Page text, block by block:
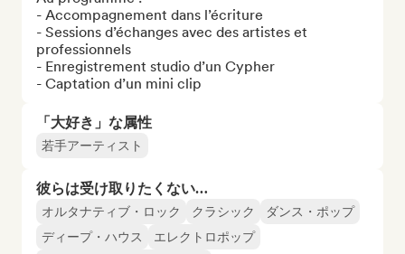
- Accompagnement dans l’écriture
- Sessions d’échanges avec des artistes et
professionnels
- Enregistrement studio d’un Cypher
- Captation d’un mini clip
「大好き」な属性
若手アーティスト
彼らは受け取りたくない…
オルタナティブ・ロック クラシック
ダンス・ポップ
ディープ・ハウス
エレクトロポップ